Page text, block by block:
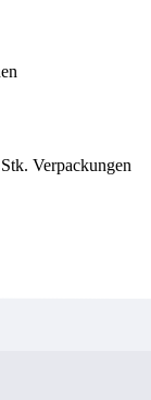
Verpackungen